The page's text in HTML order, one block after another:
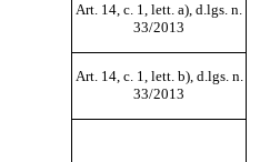
Art. 14, c. 1, lett. a), d.lgs. n.
33/2013
Art. 14, c. 1, lett. b), d.lgs. n.
33/2013